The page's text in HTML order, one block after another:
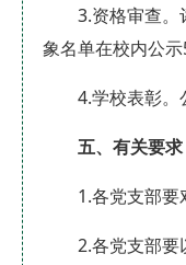
3.资格审查
象名单在校内公示
4.学校表彰。
五、有关要求
1.各党支部要
2.各党支部要